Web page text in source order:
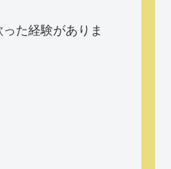
た経験がありま